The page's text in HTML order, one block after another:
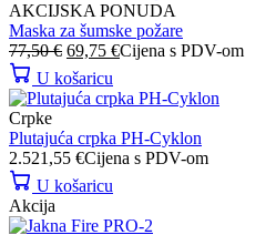
AKCIJSKA PONUDA
Maska za šumske požare
77,50€ Izvorna
cijena
bila
je:
77,50 €.
69,75 €Trenutna
je:
69,75 €.
Cijena s PDV-om
U košaricu
Crpke
Plutajuća crpka PH-Cyklon
2.521,55 €Cijena s PDV-om
U košaricu
Akcija